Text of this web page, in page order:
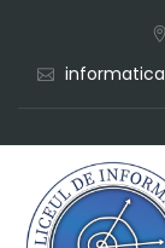
content